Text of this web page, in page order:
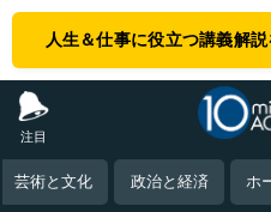
人生＆仕事に役立つ講義解説
注目
芸術と文化 政治と経済 ホ